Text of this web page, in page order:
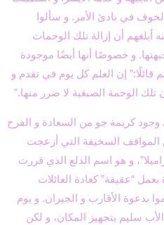
في بادئ الأمر. و سألوا
أبلغهم أن إزالة تلك الوحمات
و خصوصًا أنها أيضًا موجودة
إن العلم كل يوم في تقدم و
الوحمة الصبغية لا ضرر منها.”
وجود كريمة جو من السعادة و الفرح
السخيفة التي أزعجت
و هو اسم الدلع الذي قررت
بعمل “عقيقة” كعادة العائلات
بدعوة الأقارب و الجيران. و يوم
سليم بتجهيز المكان، و لكن